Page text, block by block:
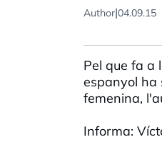
Author|04.09.15
Pel que fa a
espanyol ha
femenina,
Informa: